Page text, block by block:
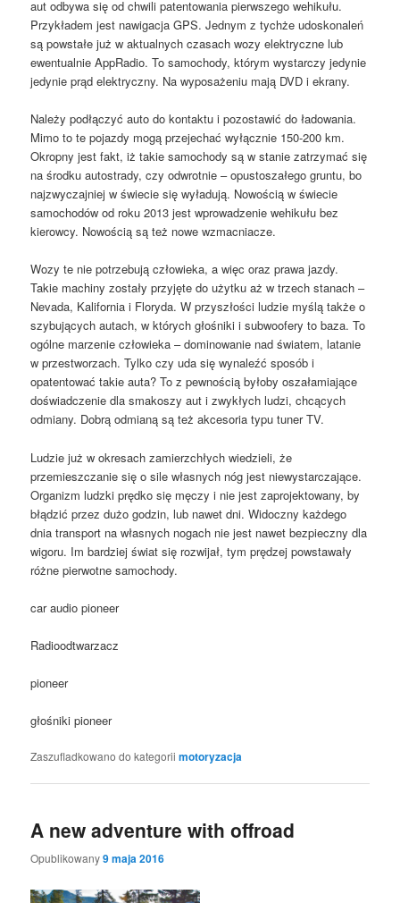
aut odbywa się od chwili patentowania pierwszego wehikułu.
Przykładem jest nawigacja GPS. Jednym z tychże udoskonaleń
są powstałe już w aktualnych czasach wozy elektryczne lub
ewentualnie AppRadio. To samochody, którym wystarczy jedynie
jedynie prąd elektryczny. Na wyposażeniu mają DVD i ekrany.
Należy podłączyć auto do kontaktu i pozostawić do ładowania.
Mimo to te pojazdy mogą przejechać wyłącznie 150-200 km.
Okropny jest fakt, iż takie samochody są w stanie zatrzymać się
na środku autostrady, czy odwrotnie – opustoszałego gruntu, bo
najzwyczajniej w świecie się wyładują. Nowością w świecie
samochodów od roku 2013 jest wprowadzenie wehikułu bez
kierowcy. Nowością są też nowe wzmacniacze.
Wozy te nie potrzebują człowieka, a więc oraz prawa jazdy.
Takie machiny zostały przyjęte do użytku aż w trzech stanach –
Nevada, Kalifornia i Floryda. W przyszłości ludzie myślą także o
szybujących autach, w których głośniki i subwoofery to baza. To
ogólne marzenie człowieka – dominowanie nad światem, latanie
w przestworzach. Tylko czy uda się wynaleźć sposób i
opatentować takie auta? To z pewnością byłoby oszałamiające
doświadczenie dla smakoszy aut i zwykłych ludzi, chcących
odmiany. Dobrą odmianą są też akcesoria typu tuner TV.
Ludzie już w okresach zamierzchłych wiedzieli, że
przemieszczanie się o sile własnych nóg jest niewystarczające.
Organizm ludzki prędko się męczy i nie jest zaprojektowany, by
błądzić przez dużo godzin, lub nawet dni. Widoczny każdego
dnia transport na własnych nogach nie jest nawet bezpieczny dla
wigoru. Im bardziej świat się rozwijał, tym prędzej powstawały
różne pierwotne samochody.
car audio pioneer
Radioodtwarzacz
pioneer
głośniki pioneer
Zaszufladkowano do kategorii motoryzacja
A new adventure with offroad
Opublikowany9 maja 2016